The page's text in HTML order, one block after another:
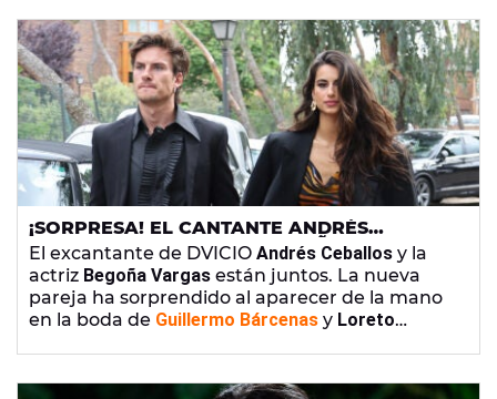
¡SORPRESA! EL CANTANTE ANDRÉS
CEBALLOS Y LA ACTRIZ BEGOÑA VARGAS
ESTÁN JUNTOS
El excantante de DVICIO Andrés Ceballos y la
actriz Begoña Vargas están juntos. La nueva
pareja ha sorprendido al aparecer de la mano
en la boda de Guillermo Bárcenas y Loreto